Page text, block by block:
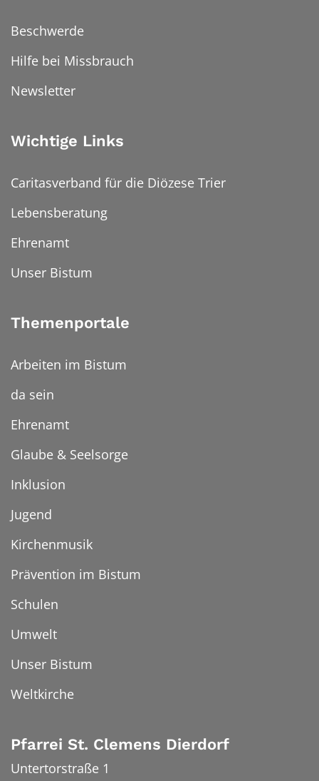
Beschwerde
Hilfe bei Missbrauch
Newsletter
Wichtige Links
Caritasverband für die Diözese Trier
Lebensberatung
Ehrenamt
Unser Bistum
Themenportale
Arbeiten im Bistum
da sein
Ehrenamt
Glaube & Seelsorge
Inklusion
Jugend
Kirchenmusik
Prävention im Bistum
Schulen
Umwelt
Unser Bistum
Weltkirche
Pfarrei St. Clemens Dierdorf
Untertorstraße 1